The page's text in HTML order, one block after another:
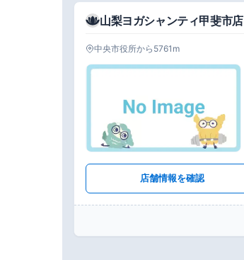
山梨ヨガシャンティ甲斐市店
中央市役所から5761m
店舗情報を確認